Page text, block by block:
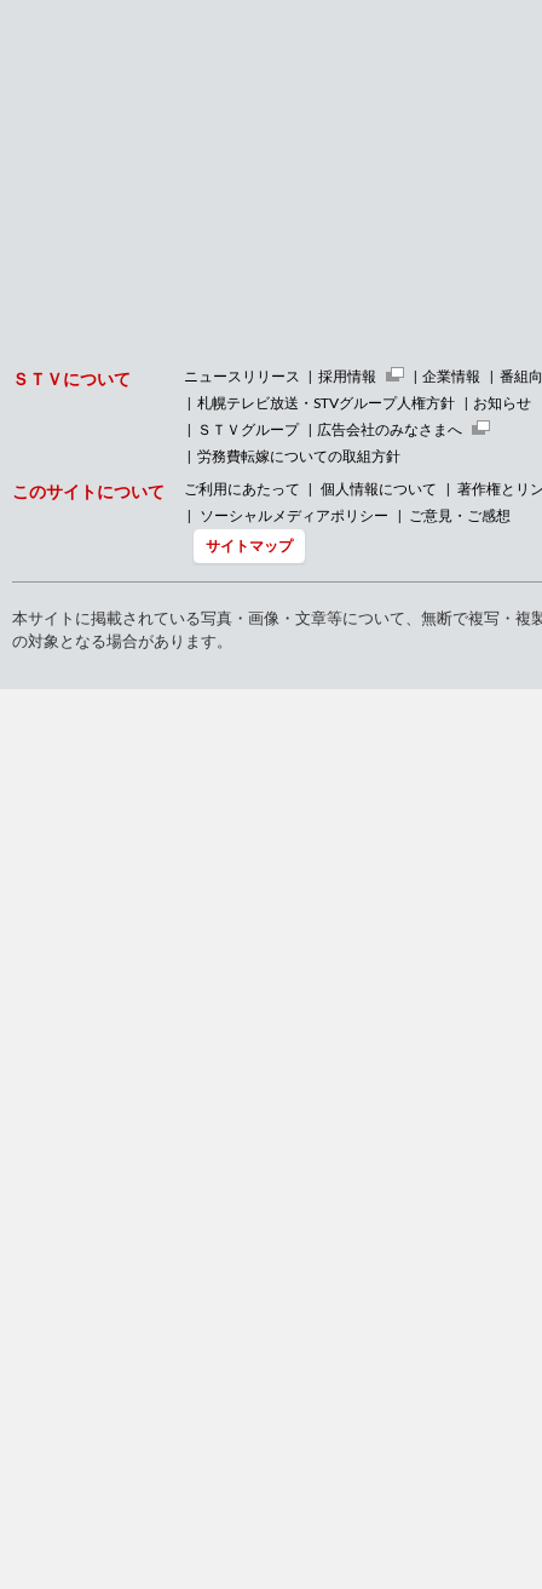
ＳＴＶについて ニュースリリース 採用情報 企業情報
番組
札幌テレビ放送・STVグループ人権方針
お知らせ
ＳＴＶグループ
広告会社のみなさまへ
労務費転嫁についての取組方針
このサイトについて ご利用にあたって 個人情報について
著作権とリ
ソーシャルメディアポリシー
ご意見・ご感想
サイトマップ
本サイトに掲載されている写真・画像・文章等について、無断で複写・
の対象となる場合があります。